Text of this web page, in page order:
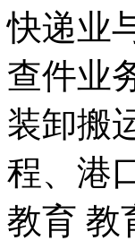
快递业
查件业
装卸搬
程、港
教育 教